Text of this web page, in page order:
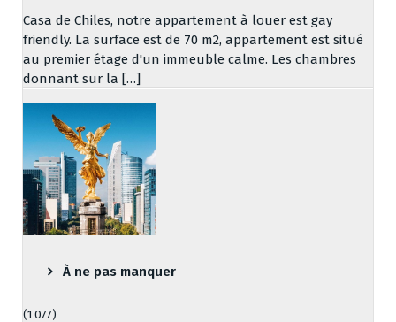
Casa de Chiles, notre appartement à louer est gay
friendly. La surface est de 70 m2, appartement est situé
au premier étage d'un immeuble calme. Les chambres
donnant sur la […]
À ne pas manquer
(1 077)